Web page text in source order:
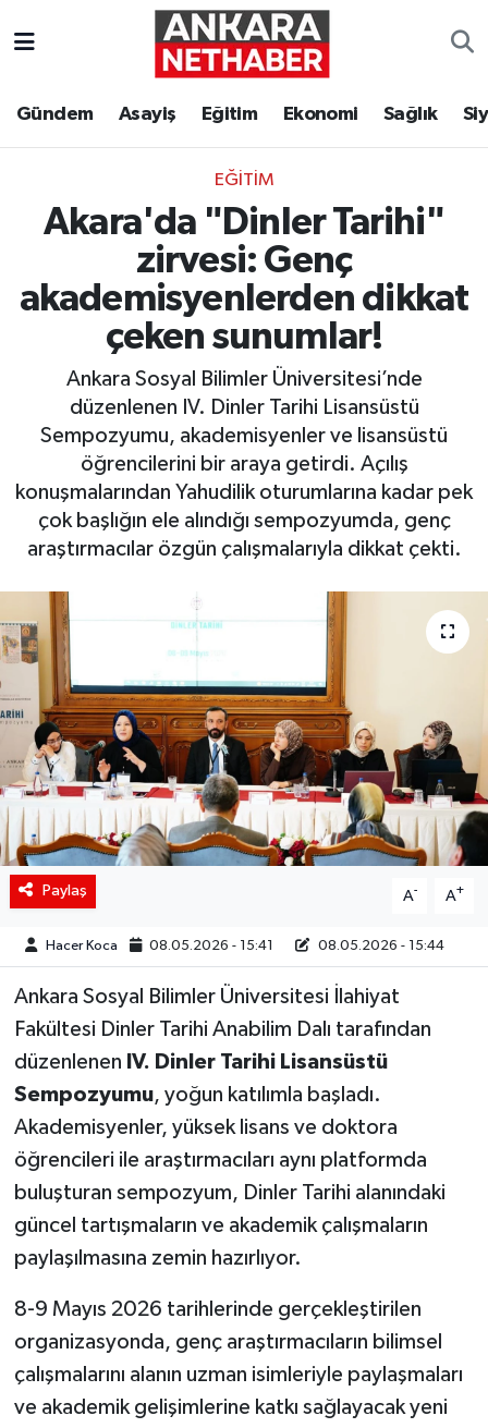
Gündem Asayiş Eğitim Ekonomi Sağlık
EĞITIM
Akara'da "Dinler Tarihi"
zirvesi: Genç
akademisyenlerden dikkat
çeken sunumlar!
Ankara Sosyal Bilimler Üniversitesi’nde
düzenlenen IV. Dinler Tarihi Lisansüstü
Sempozyumu, akademisyenler ve lisansüstü
öğrencilerini bir araya getirdi. Açılış
konuşmalarından Yahudilik oturumlarına kadar pek
çok başlığın ele alındığı sempozyumda, genç
araştırmacılar özgün çalışmalarıyla dikkat çekti.
Paylaş A- A+
Hacer Koca 08.05.2026 - 15:41 08.05.2026 - 15:44
Ankara Sosyal Bilimler Üniversitesi İlahiyat
Fakültesi Dinler Tarihi Anabilim Dalı tarafından
düzenlenen IV. Dinler Tarihi Lisansüstü
Sempozyumu, yoğun katılımla başladı.
Akademisyenler, yüksek lisans ve doktora
öğrencileri ile araştırmacıları aynı platformda
buluşturan sempozyum, Dinler Tarihi alanındaki
güncel tartışmaların ve akademik çalışmaların
paylaşılmasına zemin hazırlıyor.
8-9 Mayıs 2026 tarihlerinde gerçekleştirilen
organizasyonda, genç araştırmacıların bilimsel
çalışmalarını alanın uzman isimleriyle paylaşmaları
ve akademik gelişimlerine katkı sağlayacak yeni
Gündem
Kim Kimdir Nereli
Resmi İlanlar
Sağlık
Siyaset
Teknoloji
Yaşam
Ankara Hava Durumu
Tüm Manşetler
Son Dakika Haberleri
Haber Arşivi